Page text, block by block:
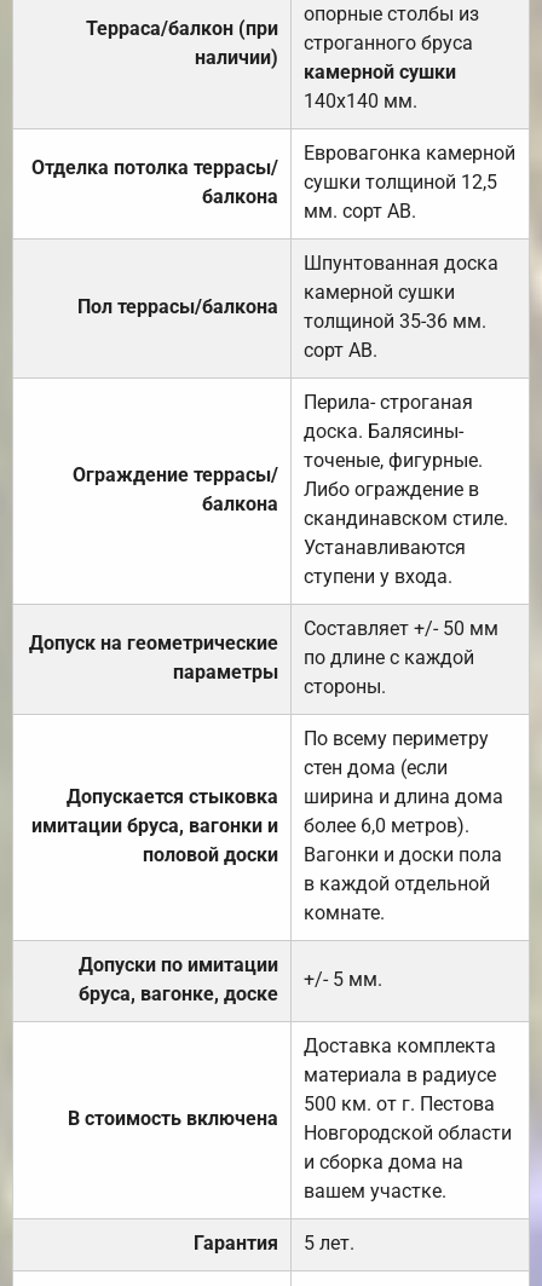
Терраса/балкон (при
наличии)
опорные столбы из
строганного бруса
камерной сушки
140х140 мм.
Отделка потолка террасы/
балкона
Евровагонка камерной
сушки толщиной 12,5
мм. сорт АВ.
Пол террасы/балкона
Шпунтованная доска
камерной сушки
толщиной 35-36 мм.
сорт АВ.
Ограждение террасы/
балкона
Перила- строганая
доска. Балясины-
точеные, фигурные.
Либо ограждение в
скандинавском стиле.
Устанавливаются
ступени у входа.
Допуск на геометрические
параметры
Составляет +/- 50 мм
по длине с каждой
стороны.
Допускается стыковка
имитации бруса, вагонки и
половой доски
По всему периметру
стен дома (если
ширина и длина дома
более 6,0 метров).
Вагонки и доски пола
в каждой отдельной
комнате.
Допуски по имитации
бруса, вагонке, доске
+/- 5 мм.
В стоимость включена
Доставка комплекта
материала в радиусе
500 км. от г. Пестова
Новгородской области
и сборка дома на
вашем участке.
Гарантия 5 лет.